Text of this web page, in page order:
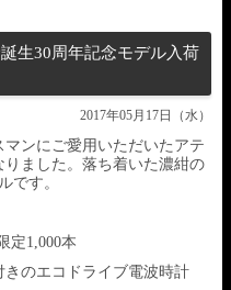
生30周年記念モデル入荷
2017年05月17日（水）
ンにご愛用いただいたアテ
りました。落ち着いた濃紺の
です。
定1,000本
のエコドライブ電波時計